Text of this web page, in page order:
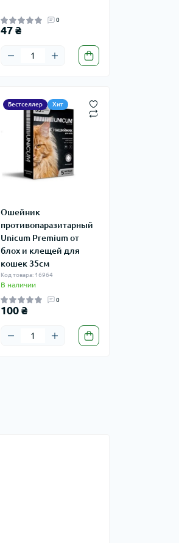
0
47 ₴
Бестселлер Хит
Ошейник
противопаразитарный
Unicum Premium от
блох и клещей для
кошек 35см
Код товара: 16964
В наличии
0
100 ₴